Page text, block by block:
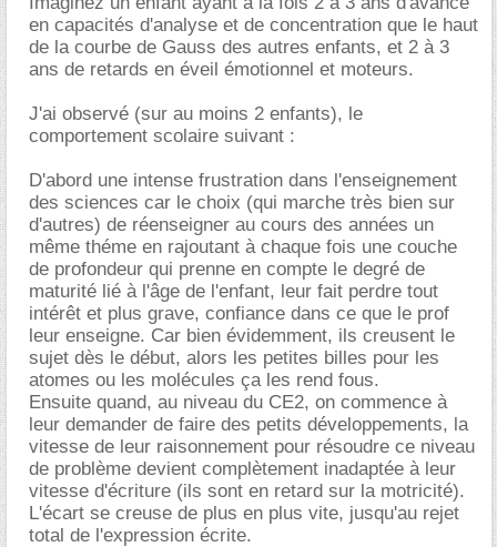
en capacités d'analyse et de concentration que le haut
de la courbe de Gauss des autres enfants, et 2 à 3
ans de retards en éveil émotionnel et moteurs.
J'ai observé (sur au moins 2 enfants), le
comportement scolaire suivant :
D'abord une intense frustration dans l'enseignement
des sciences car le choix (qui marche très bien sur
d'autres) de réenseigner au cours des années un
même théme en rajoutant à chaque fois une couche
de profondeur qui prenne en compte le degré de
maturité lié à l'âge de l'enfant, leur fait perdre tout
intérêt et plus grave, confiance dans ce que le prof
leur enseigne. Car bien évidemment, ils creusent le
sujet dès le début, alors les petites billes pour les
atomes ou les molécules ça les rend fous.
Ensuite quand, au niveau du CE2, on commence à
leur demander de faire des petits développements, la
vitesse de leur raisonnement pour résoudre ce niveau
de problème devient complètement inadaptée à leur
vitesse d'écriture (ils sont en retard sur la motricité).
L'écart se creuse de plus en plus vite, jusqu'au rejet
total de l'expression écrite.